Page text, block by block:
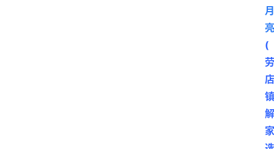
月
亮
(
劳
店
镇
解
家